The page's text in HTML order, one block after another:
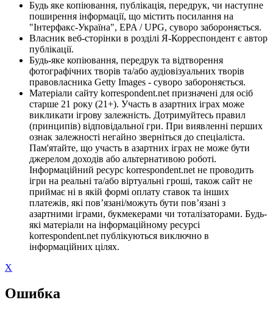
Будь яке копіювання, публікація, передрук, чи наступне
поширення інформації, що містить посилання на
"Інтерфакс-Україна", EPA / UPG, суворо забороняється.
Власник веб-сторінки в розділі Я-Корреспондент є автор
публікації.
Будь-яке копіювання, передрук та відтворення
фотографічних творів та/або аудіовізуальних творів
правовласника Getty Images - суворо забороняється.
Матеріали сайту korrespondent.net призначені для осіб
старше 21 року (21+). Участь в азартних іграх може
викликати ігрову залежність. Дотримуйтесь правил
(принципів) відповідальної гри. При виявленні перших
ознак залежності негайно зверніться до спеціаліста.
Пам'ятайте, що участь в азартних іграх не може бути
джерелом доходів або альтернативою роботі.
Інформаційний ресурс korrespondent.net не проводить
ігри на реальні та/або віртуальні гроші, також сайт не
приймає ні в якій формі оплату ставок та інших
платежів, які пов’язані/можуть бути пов’язані з
азартними іграми, букмекерами чи тоталізаторами. Будь-
які матеріали на інформаційному ресурсі
korrespondent.net публікуються виключно в
інформаційних цілях.
X
Ошибка